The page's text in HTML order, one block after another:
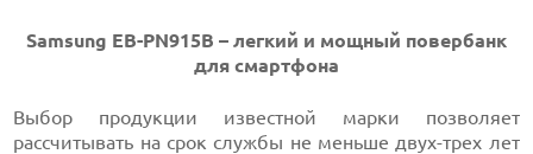
Samsung EB-PN915B – легкий и мощный повербанк
для смартфона
Выбор продукции известной марки позволяет
рассчитывать на срок службы не меньше двух-трех лет